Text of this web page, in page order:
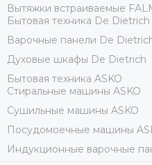
Вытяжки встраиваемые
Бытовая техника De Dietrich
Варочные панели De
Духовые шкафы De Dietrich
Бытовая техника ASKO
Стиральные машины ASKO
Сушильные машины ASKO
Посудомоечные машины
Индукционные варочные